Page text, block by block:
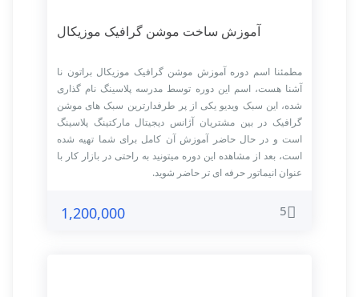
آموزش ساخت موشن گرافیک موزیکال
مطمئنا اسم دوره آموزش موشن گرافیک موزیکال براتون نا
آشنا هست، اسم این دوره توسط مدرسه پلاسینگ نام گذاری
شده، این سبک ویدیو یکی از پر طرفدارترین سبک های موشن
گرافیک در بین مشتریان آژانس دیجیتال مارکتینگ پلاسینگ
است و در حال حاضر آموزش آن کامل برای شما تهیه شده
است، بعد از مشاهده این دوره میتونید به راحتی در بازار کار با
عنوان انیماتور حرفه ای تر حاضر شوید.
5
1,200,000